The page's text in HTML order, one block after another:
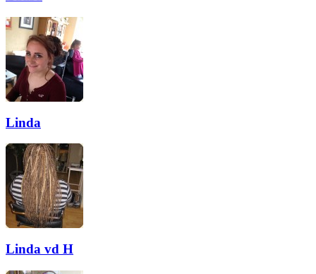
Linda
Linda vd H